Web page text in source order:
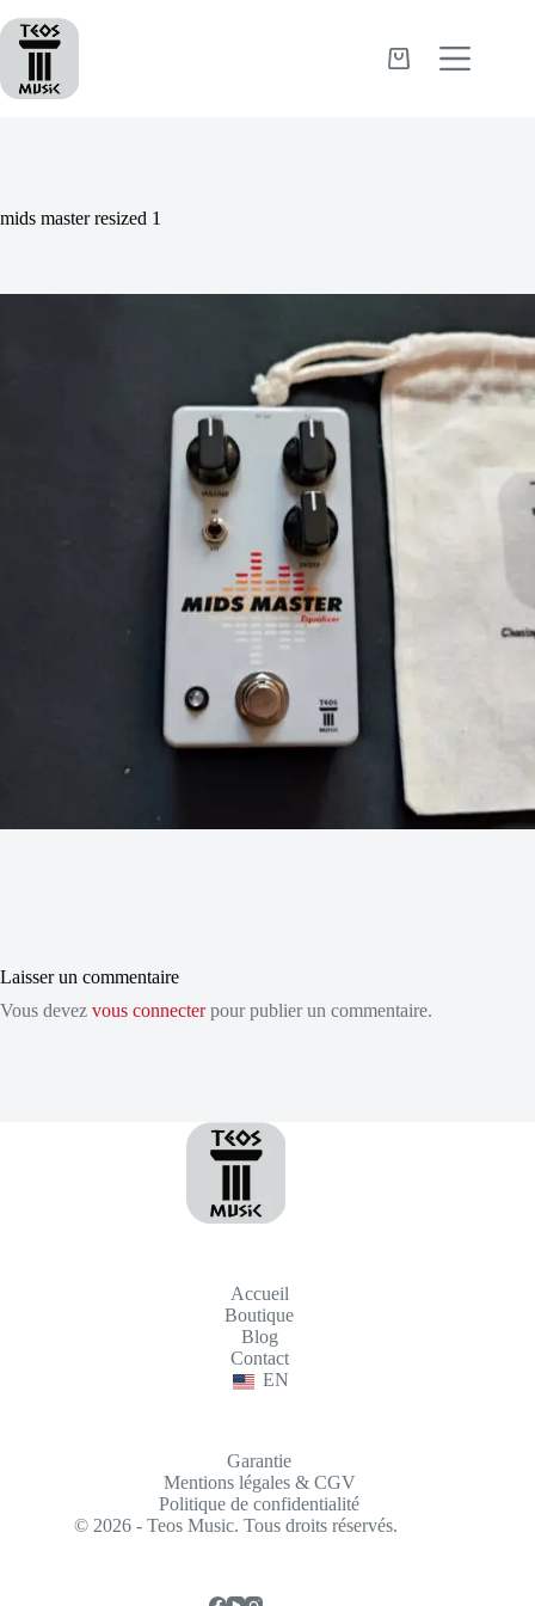
au
contenu
Panier
mids master resized 1
Laisser un commentaire
Vous devez vous connecterpour publier un commentaire.
Accueil
Boutique
Blog
Contact
EN
Garantie
Mentions légales & CGV
Politique de confidentialité
© 2026 - Teos Music. Tous droits réservés.